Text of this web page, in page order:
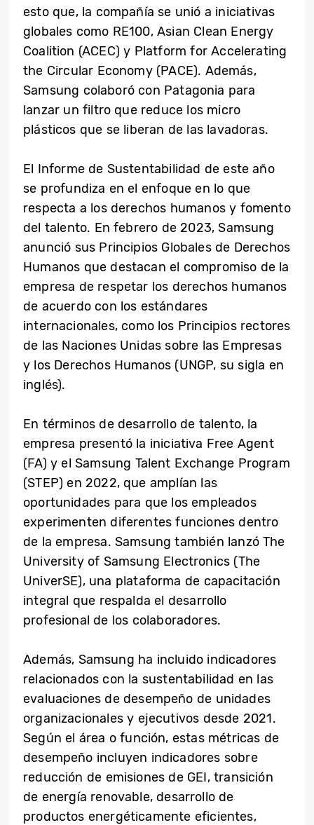
esto que, la compañía se unió a iniciativas
globales como RE100, Asian Clean Energy
Coalition (ACEC) y Platform for Accelerating
the Circular Economy (PACE). Además,
Samsung colaboró con Patagonia para
lanzar un filtro que reduce los micro
plásticos que se liberan de las lavadoras.
El Informe de Sustentabilidad de este año
se profundiza en el enfoque en lo que
respecta a los derechos humanos y fomento
del talento. En febrero de 2023, Samsung
anunció sus Principios Globales de Derechos
Humanos que destacan el compromiso de la
empresa de respetar los derechos humanos
de acuerdo con los estándares
internacionales, como los Principios rectores
de las Naciones Unidas sobre las Empresas
y los Derechos Humanos (UNGP, su sigla en
inglés).
En términos de desarrollo de talento, la
empresa presentó la iniciativa Free Agent
(FA) y el Samsung Talent Exchange Program
(STEP) en 2022, que amplían las
oportunidades para que los empleados
experimenten diferentes funciones dentro
de la empresa. Samsung también lanzó The
University of Samsung Electronics (The
UniverSE), una plataforma de capacitación
integral que respalda el desarrollo
profesional de los colaboradores.
Además, Samsung ha incluido indicadores
relacionados con la sustentabilidad en las
evaluaciones de desempeño de unidades
organizacionales y ejecutivos desde 2021.
Según el área o función, estas métricas de
desempeño incluyen indicadores sobre
reducción de emisiones de GEI, transición
de energía renovable, desarrollo de
productos energéticamente eficientes,